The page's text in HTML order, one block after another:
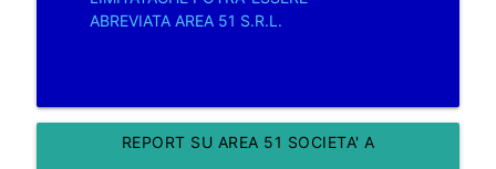
ABREVIATA AREA 51 S.R.L.
REPORT SU AREA 51 SOCIETA' A